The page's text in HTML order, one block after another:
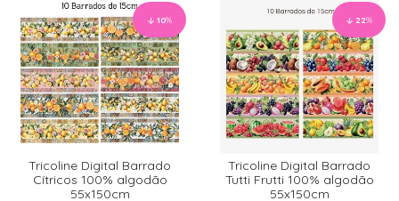
10%
Tricoline Digital Barrado
Cítricos 100% algodão
55x150cm
22%
Tricoline Digital Barrado
Tutti Frutti 100% algodão
55x150cm